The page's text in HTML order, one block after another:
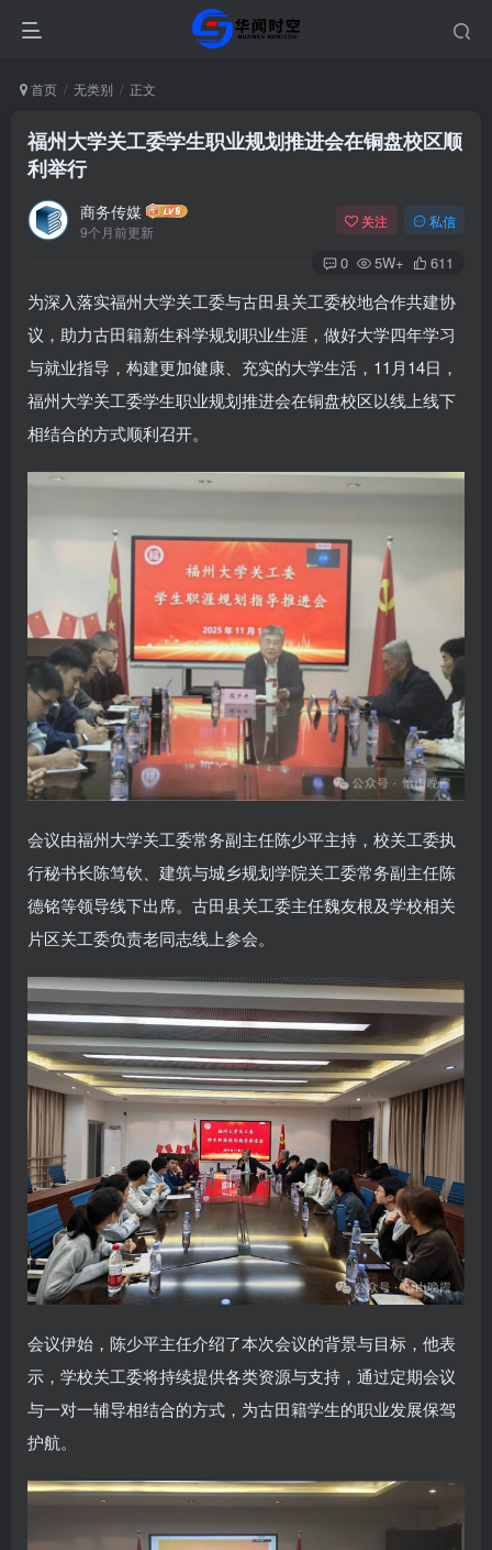
首页 无类别 正文
福州大学关工委学生职业规划推进会在铜盘校区顺
利举行
商务传媒
9个月前更新
关注 私信
0 5W+ 611
为深入落实福州大学关工委与古田县关工委校地合作共建协
议，助力古田籍新生科学规划职业生涯，做好大学四年学习
与就业指导，构建更加健康、充实的大学生活，11月14日，
福州大学关工委学生职业规划推进会在铜盘校区以线上线下
相结合的方式顺利召开。
会议由福州大学关工委常务副主任陈少平主持，校关工委执
行秘书长陈笃钦、建筑与城乡规划学院关工委常务副主任陈
德铭等领导线下出席。古田县关工委主任魏友根及学校相关
片区关工委负责老同志线上参会。
会议伊始，陈少平主任介绍了本次会议的背景与目标，他表
示，学校关工委将持续提供各类资源与支持，通过定期会议
与一对一辅导相结合的方式，为古田籍学生的职业发展保驾
护航。